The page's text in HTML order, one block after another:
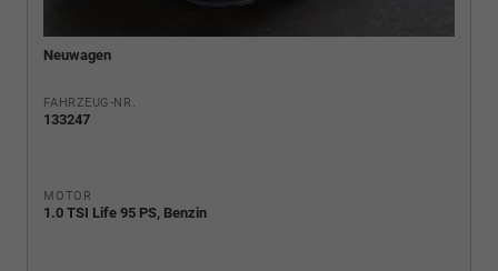
Neuwagen
FAHRZEUG-NR.
133247
MOTOR
1.0 TSI Life 95 PS, Benzin